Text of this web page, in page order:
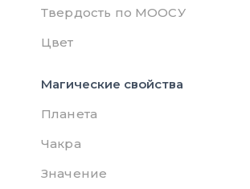
Твердость по МООСУ
Цвет
Магические свойства
Планета
Чакра
Значение